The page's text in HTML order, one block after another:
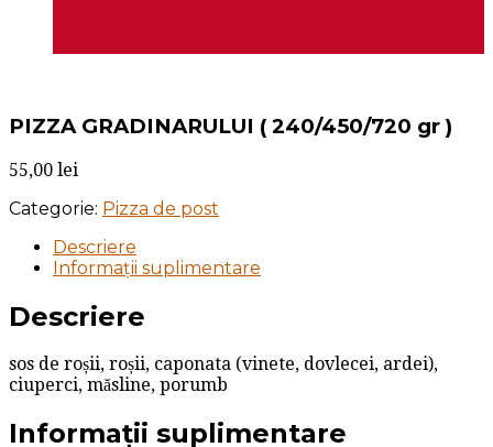
PIZZA GRADINARULUI ( 240/450/720 gr )
55,00 lei
Categorie: Pizza de post
Descriere
Informații suplimentare
Descriere
sos de roșii, roșii, caponata (vinete, dovlecei, ardei),
ciuperci, măsline, porumb
Informații suplimentare